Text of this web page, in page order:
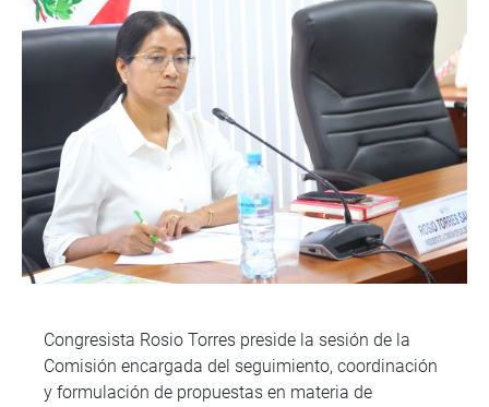
Congresista Rosio Torres preside la sesión de la
Comisión encargada del seguimiento, coordinación
y formulación de propuestas en materia de